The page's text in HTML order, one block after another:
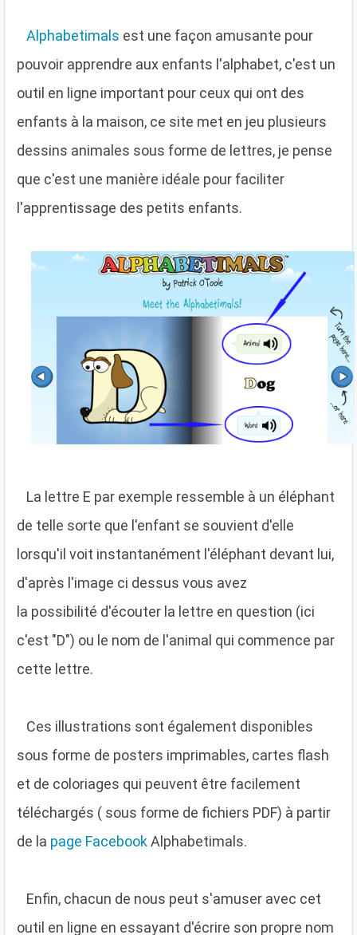
A lphabetimals est une façon amusante pour
pouvoir apprendre aux enfants l'alphabet, c'est un
outil en ligne important pour ceux qui ont des
enfants à la maison, ce site met en jeu plusieurs
dessins animales sous forme de lettres, je pense
que c'est une manière idéale pour faciliter
l'apprentissage des petits enfants.
La lettre E par exemple ressemble à un éléphant
de telle sorte que l'enfant se souvient d'elle
lorsqu'il voit instantanément l'éléphant devant lui,
d'après l'image ci dessus vous avez
la possibilité d'écouter la lettre en question (ici
c'est "D") ou le nom de l'animal qui commence par
cette lettre.
Ces illustrations sont également disponibles
sous forme de posters imprimables, cartes flash
et de coloriages qui peuvent être facilement
téléchargés ( sous forme de fichiers PDF) à partir
de la page FacebookAlphabetimals.
Enfin, chacun de nous peut s'amuser avec cet
outil en ligne en essayant d'écrire son propre nom